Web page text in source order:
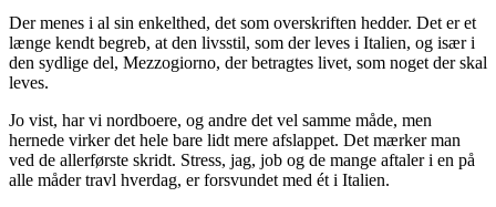
Der menes i al sin enkelthed, det som overskriften hedder. Det er et
længe kendt begreb, at den livsstil, som der leves i Italien, og især i
den sydlige del, Mezzogiorno, der betragtes livet, som noget der skal
leves.
Jo vist, har vi nordboere, og andre det vel samme måde, men
hernede virker det hele bare lidt mere afslappet. Det mærker man
ved de allerførste skridt. Stress, jag, job og de mange aftaler i en på
alle måder travl hverdag, er forsvundet med ét i Italien.